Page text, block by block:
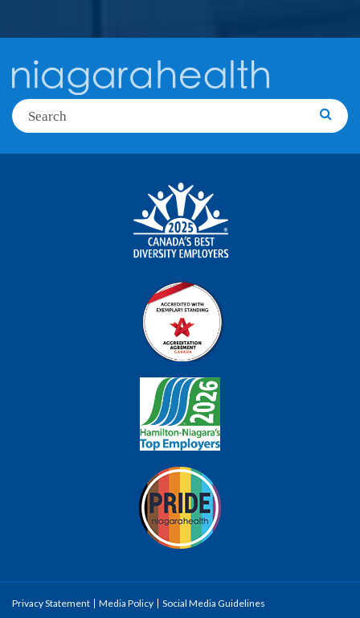
Search
Privacy Statement Media Policy Social Media Guidelines